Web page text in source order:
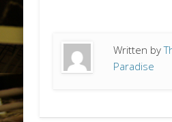
Written by
Paradise